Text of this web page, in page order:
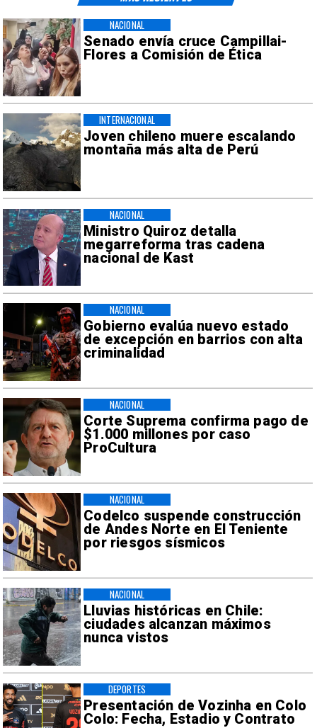
Senado envía cruce Campillai-
Flores a Comisión de Ética
NACIONAL
Joven chileno muere escalando
montaña más alta de Perú
INTERNACIONAL
Ministro Quiroz detalla
megarreforma tras cadena
nacional de Kast
NACIONAL
Gobierno evalúa nuevo estado
de excepción en barrios con alta
criminalidad
NACIONAL
Corte Suprema confirma pago de
$1.000 millones por caso
ProCultura
NACIONAL
Codelco suspende construcción
de Andes Norte en El Teniente
por riesgos sísmicos
NACIONAL
Lluvias históricas en Chile:
ciudades alcanzan máximos
nunca vistos
NACIONAL
Presentación de Vozinha en Colo
Colo: Fecha, Estadio y Contrato
DEPORTES